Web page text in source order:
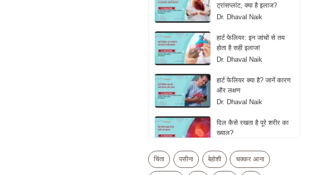
ट्रांसप्लांट, क्या है इलाज?
Dr. Dhaval Naik
हार्ट फेलियर: इन जांचों से तय
होता है सही इलाज!
Dr. Dhaval Naik
हार्ट फेलियर क्या है? जानें कारण
और लक्षण
Dr. Dhaval Naik
दिल कैसे रखता है पूरे शरीर का
ख्याल?
क्या ज्यादा एक्सरसाइज बन
चिंता पसीना बेहोशी चक्कर आना